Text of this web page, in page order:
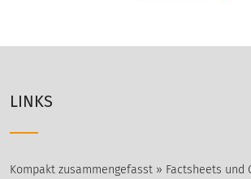
LINKS
Kompakt zusammengefasst » Factsheets und